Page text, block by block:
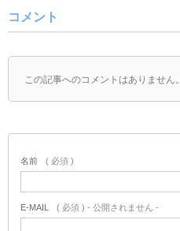
コメント
この記事へのコメントはありません。
名前 ( 必須 )
E-MAIL ( 必須 ) - 公開されません -